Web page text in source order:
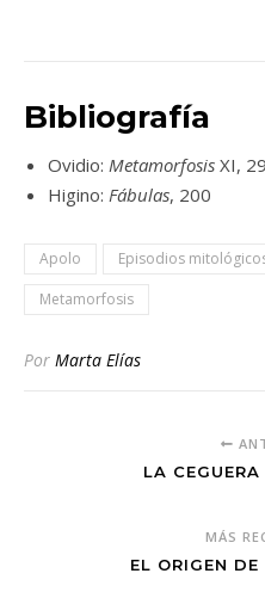
Bibliografía
Ovidio: Metamorfosis XI,
Higino: Fábulas, 200
Apolo Episodios
Metamorfosis
Por Marta Elías
LA
MÁS
EL ORIGEN